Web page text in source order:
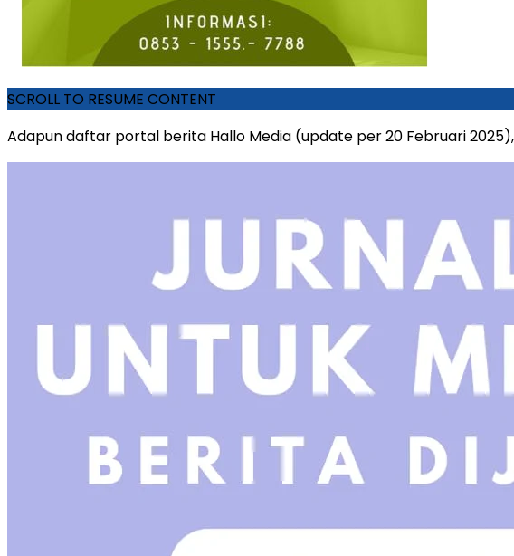
SCROLL TO RESUME CONTENT
Adapun daftar portal berita Hallo Media (update per 20 Februari